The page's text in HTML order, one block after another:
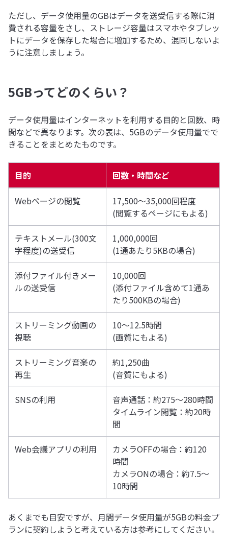
ただし、データ使用量のGBはデータを送受信する際に消
費される容量をさし、ストレージ容量はスマホやタブレッ
トにデータを保存した場合に増加するため、混同しないよ
うに注意しましょう。
5GBってどのくらい？
データ使用量はインターネットを利用する目的と回数、時
間などで異なります。次の表は、5GBのデータ使用量でで
きることをまとめたものです。
目的 回数・時間など
Webページの閲覧
17,500～35,000回程度
(閲覧するページにもよる)
テキストメール(300文
字程度)の送受信
1,000,000回
(1通あたり5KBの場合)
添付ファイル付きメー
ルの送受信
10,000回
(添付ファイル含めて1通あ
たり500KBの場合)
ストリーミング動画の
視聴
10～12.5時間
(画質にもよる)
ストリーミング音楽の
再生
約1,250曲
(音質にもよる)
SNSの利用
音声通話：約275～280時間
タイムライン閲覧：約20時
間
Web会議アプリの利用
カメラOFFの場合：約120
時間
カメラONの場合：約7.5～
10時間
あくまでも目安ですが、月間データ使用量が5GBの料金プ
ランに契約しようと考えている方は参考にしてください。